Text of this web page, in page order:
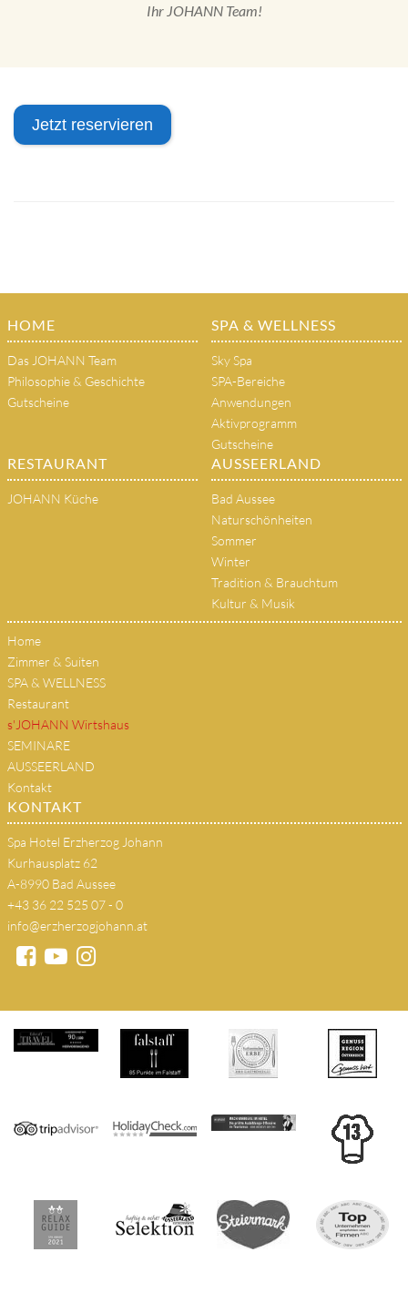
Ihr JOHANN Team!
Jetzt reservieren
HOME
Das JOHANN Team
Philosophie & Geschichte
Gutscheine
SPA & WELLNESS
Sky Spa
SPA-Bereiche
Anwendungen
Aktivprogramm
Gutscheine
RESTAURANT
JOHANN Küche
AUSSEERLAND
Bad Aussee
Naturschönheiten
Sommer
Winter
Tradition & Brauchtum
Kultur & Musik
Home
Zimmer & Suiten
SPA & WELLNESS
Restaurant
s'JOHANN Wirtshaus
SEMINARE
AUSSEERLAND
Kontakt
KONTAKT
Spa Hotel Erzherzog Johann
Kurhausplatz 62
A-8990 Bad Aussee
+43 36 22 525 07 - 0
info@erzherzogjohann.at